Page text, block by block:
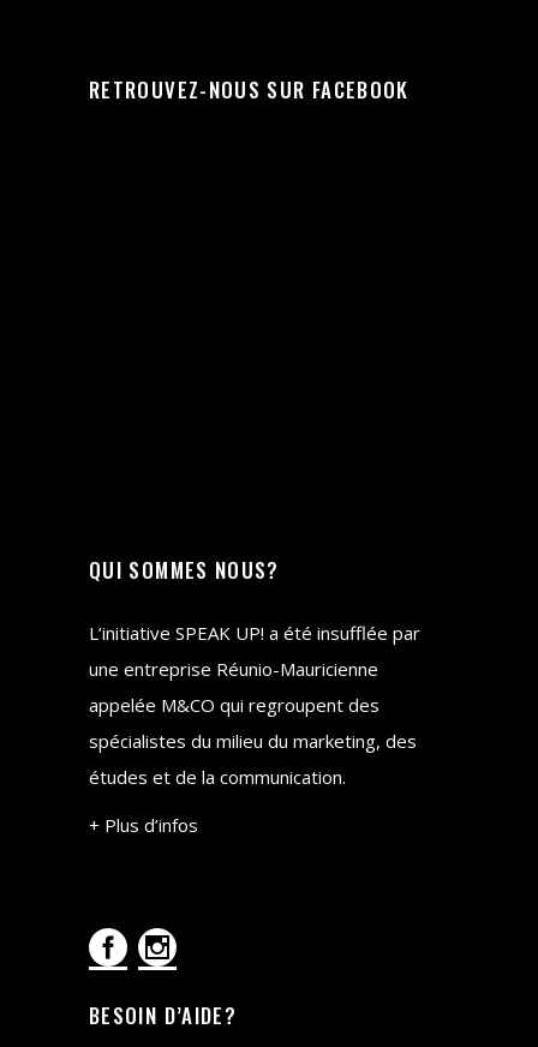
RETROUVEZ-NOUS SUR FACEBOOK
QUI SOMMES NOUS?
L’initiative SPEAK UP! a été insufflée par
une entreprise Réunio-Mauricienne
appelée M&CO qui regroupent des
spécialistes du milieu du marketing, des
études et de la communication.
+ Plus d’infos
BESOIN D’AIDE?